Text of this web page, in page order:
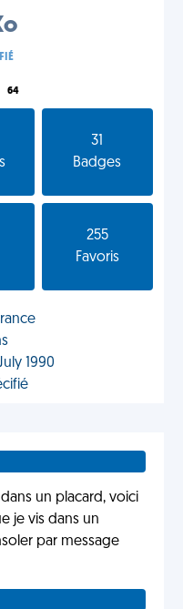
64
31
Badges
255
Favoris
1990
un placard, voici
je vis dans un
par message